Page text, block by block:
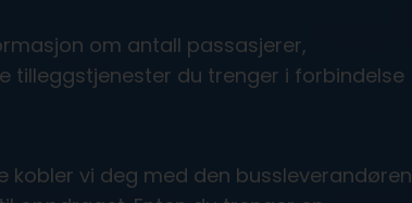
om antall passasjerer,
tilleggstjenester du trenger i forbindelse
kobler vi deg med den bussleverandøren